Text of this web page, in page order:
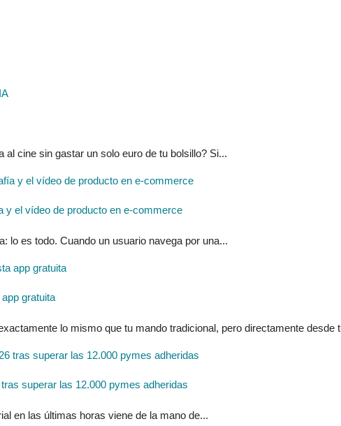
cine sin gastar un solo euro de tu bolsillo? Si...
y el vídeo de producto en e-commerce
lo es todo. Cuando un usuario navega por una...
gratuita
lo mismo que tu mando tradicional, pero directamente desde
superar las 12.000 pymes adheridas
en las últimas horas viene de la mano de...